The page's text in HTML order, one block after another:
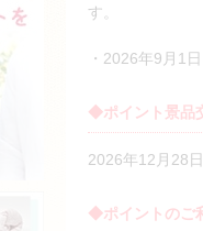
す。
・2026年9月1
◆ポイント景品
2026年12月28
◆ポイントのご